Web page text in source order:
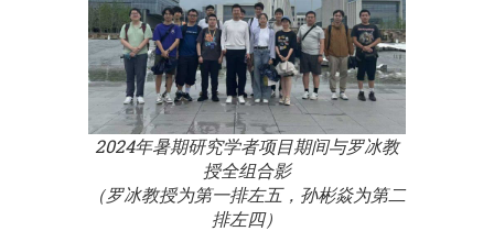
2024年暑期研究学者项目期间与罗冰教
授全组合影
（罗冰教授为第一排左五，孙彬焱为第二
排左四）